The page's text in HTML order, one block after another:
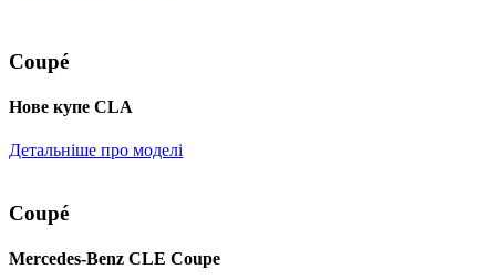
Coupé
Нове купе CLA
Детальніше про моделі
Coupé
Mercedes-Benz CLE Coupe